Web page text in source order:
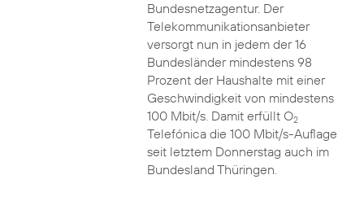
Bundesnetzagentur. Der
Telekommunikationsanbieter
versorgt nun in jedem der 16
Bundesländer mindestens 98
Prozent der Haushalte mit einer
Geschwindigkeit von mindestens
100 Mbit/s. Damit erfüllt O2
Telefónica die 100 Mbit/s-Auflage
seit letztem Donnerstag auch im
Bundesland Thüringen.